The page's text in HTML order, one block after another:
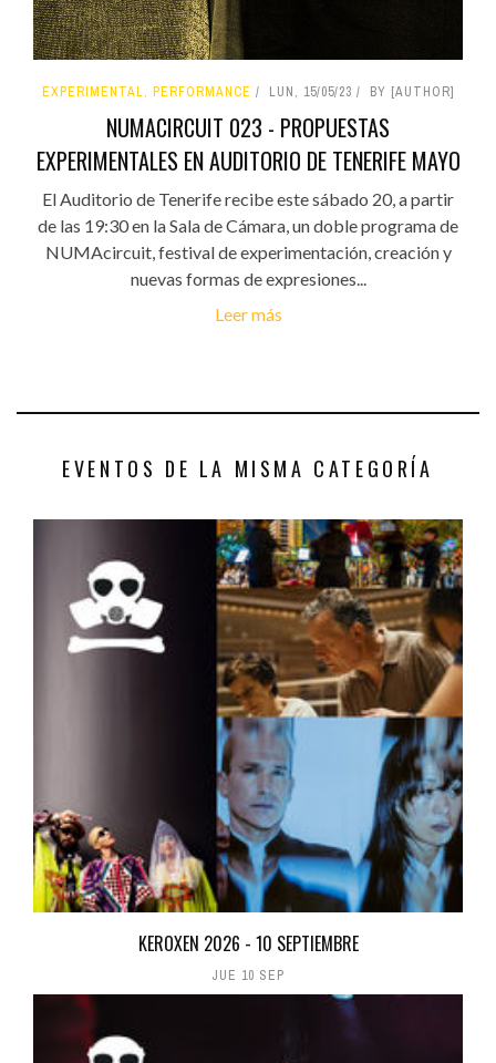
EXPERIMENTAL, PERFORMANCE LUN, 15/05/23 BY [AUTHOR]
NUMACIRCUIT 023 - PROPUESTAS
EXPERIMENTALES EN AUDITORIO DE TENERIFE MAYO
El Auditorio de Tenerife recibe este sábado 20, a partir
de las 19:30 en la Sala de Cámara, un doble programa de
NUMAcircuit, festival de experimentación, creación y
nuevas formas de expresiones...
Leer más
EVENTOS DE LA MISMA CATEGORÍA
KEROXEN 2026 - 10 SEPTIEMBRE
JUE 10 SEP